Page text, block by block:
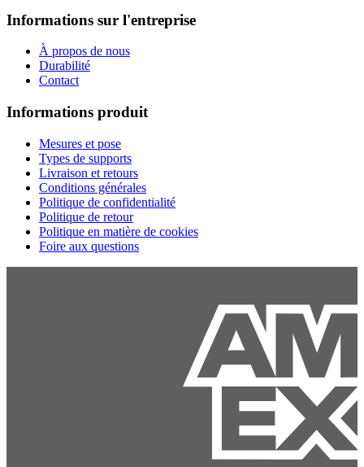
Informations sur l'entreprise
À propos de nous
Durabilité
Contact
Informations produit
Mesures et pose
Types de supports
Livraison et retours
Conditions générales
Politique de confidentialité
Politique de retour
Politique en matière de cookies
Foire aux questions